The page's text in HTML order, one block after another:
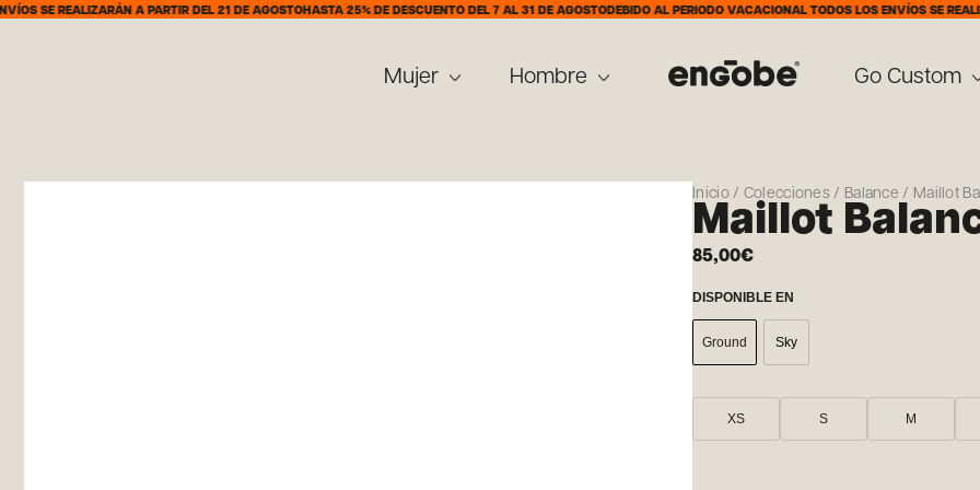
A PARTIR DEL 21 DE AGOSTOHASTA 25% DE DESCUENTO DEL 7 AL 31 DE AGOSTODEBIDO AL PERIODO VACACIONAL TODOS LOS ENVÍOS SE REALIZARÁN
Mujer Hombre Go Custom
Inicio/ Colecciones / Balance / Maillot
Maillot
85,00€
DISPONIBLE EN
Ground Sky
XS S M